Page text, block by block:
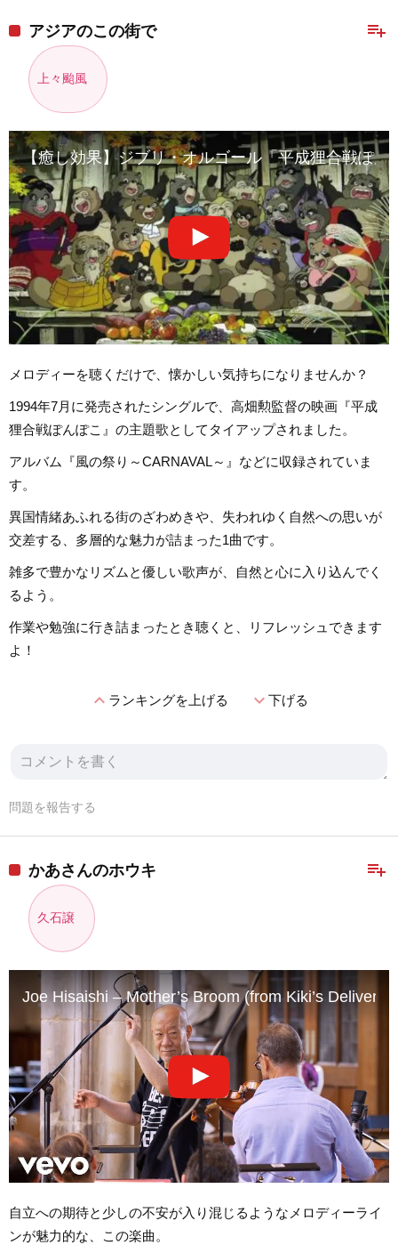
playlist_add
アジアのこの街で
上々颱風
【癒し効果】ジブリ・オルゴール「平成狸合戦ぽ
メロディーを聴くだけで、懐かしい気持ちになりませんか？
1994年7月に発売されたシングルで、高畑勲監督の映画『平成
狸合戦ぽんぽこ』の主題歌としてタイアップされました。
アルバム『風の祭り～CARNAVAL～』などに収録されていま
す。
異国情緒あふれる街のざわめきや、失われゆく自然への思いが
交差する、多層的な魅力が詰まった1曲です。
雑多で豊かなリズムと優しい歌声が、自然と心に入り込んでく
るよう。
作業や勉強に行き詰まったとき聴くと、リフレッシュできます
よ！
expand_lessランキングを上げる expand_more下げる
問題を報告する
playlist_add
かあさんのホウキ
久石譲
Joe Hisaishi – Mother’s Broom (from Kiki’s Delivery
自立への期待と少しの不安が入り混じるようなメロディーライ
ンが魅力的な、この楽曲。